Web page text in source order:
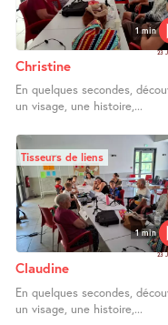
1 min
23
Christine
En quelques secondes,
un visage, une histoire,...
1 min
Tisseurs de liens
23
Claudine
En quelques secondes,
un visage, une histoire,...